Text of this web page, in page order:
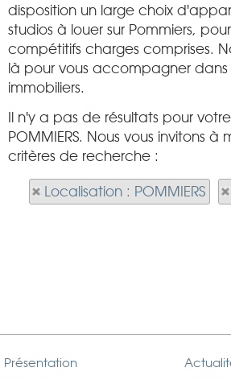
disposition un large choix
studios à louer sur Pommiers,
compétitifs charges comprises.
là pour vous accompagner dans
immobiliers.
Il n'y a pas de résultats pour
POMMIERS. Nous vous invitons à
critères de recherche :
Localisation : POMMIERS
Présentation